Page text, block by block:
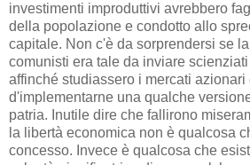
investimenti improduttivi avrebbero
della popolazione e condotto allo
capitale. Non c'è da sorprendersi se
comunisti era tale da inviare
affinché studiassero i mercati
d'implementarne una qualche
patria. Inutile dire che fallirono
la libertà economica non è qualcosa
concesso. Invece è qualcosa che